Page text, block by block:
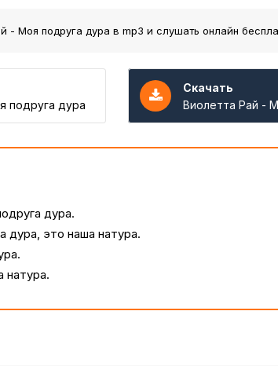
- Моя подруга дура в mp3 и слушать онлайн
подруга дура
Скачать
Виолетта Рай -
дура.
дура, это наша натура.
натура.